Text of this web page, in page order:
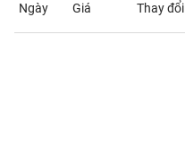
Ngày Giá Thay đổi
CÁ
NHÂN